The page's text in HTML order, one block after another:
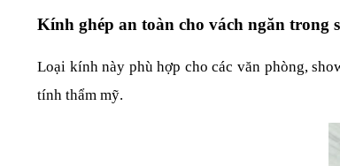
Kính ghép an toàn cho vách ngăn trong
Loại kính này phù hợp cho các văn phòng,
tính thẩm mỹ.